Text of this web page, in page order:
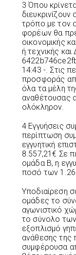
3 Όπου
τρόπο με τον
φορέων θα
οικονομικής
ή τεχνικής
14:43 -. Στις
προσφοράς
όλα τα μέλη
αναθέτουσας
ολόκληρον.
4 Εγγυήσεις
περίπτωση
εγγυητική
8.557,21€ Σε
ομάδα Β, η
ποσό των
Υποδιαίρεση
ομάδες το
αγωνιστικό
το σύνολο
εξοπλισμό
ανάθεσης της
συμφέρουσα